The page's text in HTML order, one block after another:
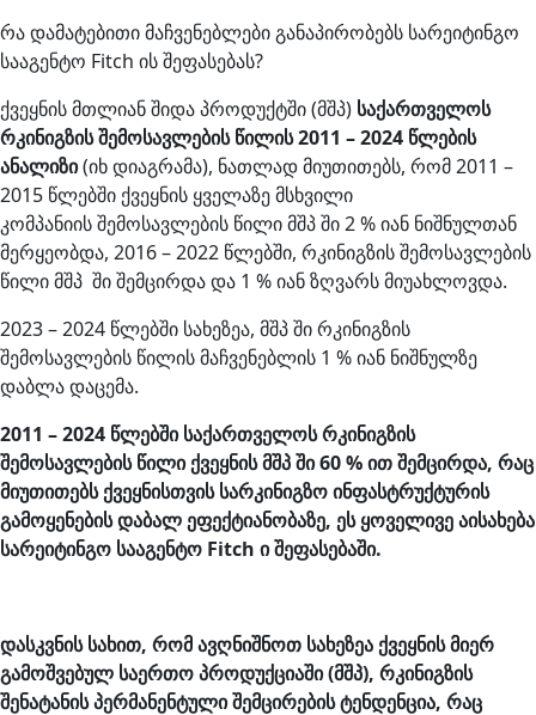
რა დამატებითი მაჩვენებლები განაპირობებს სარეიტინგო
სააგენტო Fitch ის შეფასებას?
ქვეყნის მთლიან შიდა პროდუქტში (მშპ) საქართველოს
რკინიგზის შემოსავლების წილის 2011 – 2024 წლების
ანალიზი(იხ დიაგრამა), ნათლად მიუთითებს, რომ 2011 –
2015 წლებში ქვეყნის ყველაზე მსხვილი
კომპანიის შემოსავლების წილი მშპ ში 2 % იან ნიშნულთან
მერყეობდა, 2016 – 2022 წლებში, რკინიგზის შემოსავლების
წილი მშპ ში შემცირდა და 1 % იან ზღვარს მიუახლოვდა.
2023 – 2024 წლებში სახეზეა, მშპ ში რკინიგზის
შემოსავლების წილის მაჩვენებლის 1 % იან ნიშნულზე
დაბლა დაცემა.
2011 – 2024 წლებში საქართველოს რკინიგზის
შემოსავლების წილი ქვეყნის მშპ ში 60 % ით შემცირდა, რაც
მიუთითებს ქვეყნისთვის სარკინიგზო ინფასტრუქტურის
გამოყენების დაბალ ეფექტიანობაზე, ეს ყოველივე აისახება
სარეიტინგო სააგენტო Fitch ი შეფასებაში.
დასკვნის სახით, რომ ავღნიშნოთ სახეზეა ქვეყნის მიერ
გამოშვებულ საერთო პროდუქციაში (მშპ), რკინიგზის
შენატანის პერმანენტული შემცირების ტენდენცია, რაც